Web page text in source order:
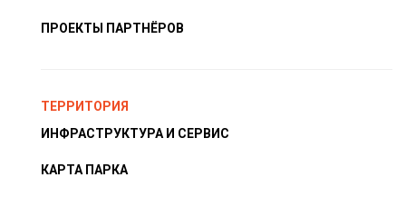
ПРОЕКТЫ ПАРТНЁРОВ
ТЕРРИТОРИЯ
ИНФРАСТРУКТУРА И СЕРВИС
КАРТА ПАРКА